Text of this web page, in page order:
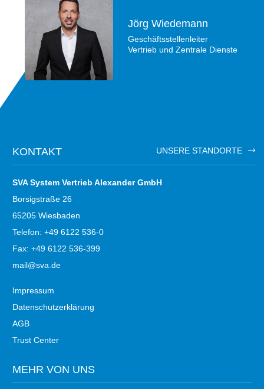
Jörg Wiedemann
Geschäftsstellenleiter
Vertrieb und Zentrale Dienste
KONTAKT UNSERE STANDORTE
SVA System Vertrieb Alexander GmbH
Borsigstraße 26
65205 Wiesbaden
Telefon: +49 6122 536-0
Fax: +49 6122 536-399
mail@sva.de
Impressum
Datenschutzerklärung
AGB
Trust Center
MEHR VON UNS